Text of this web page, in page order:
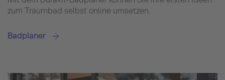
zum Traumbad selbst online umsetzen.
Badplaner